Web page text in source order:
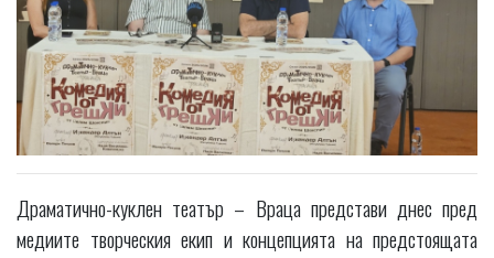
Драматично-куклен театър – Враца представи днес пред
медиите творческия екип и концепцията на предстоящата